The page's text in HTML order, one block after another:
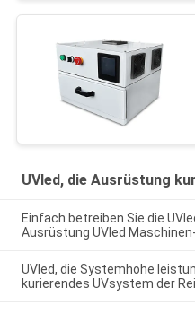
UVled, die Ausrüstung
Einfach betreiben Sie die
Ausrüstung UVled
UVled, die Systemhohe
kurierendes UVsystem der